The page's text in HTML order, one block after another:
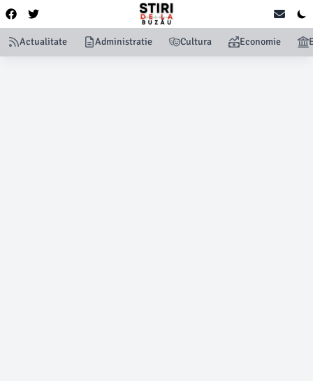
Actualitate Administratie Cultura Economie